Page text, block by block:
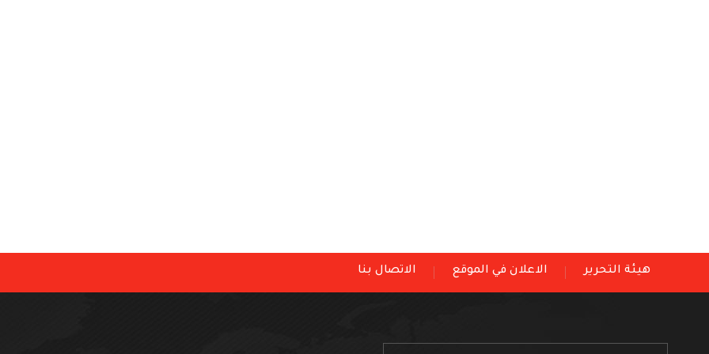
هيئة التحرير الاعلان في الموقع الاتصال بنا